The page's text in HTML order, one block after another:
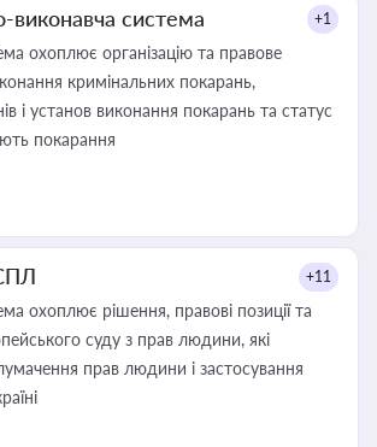
виконавча система +1
охоплює організацію та правове
кримінальних покарань,
і установ виконання покарань та статус
покарання
+11
охоплює рішення, правові позиції та
суду з прав людини, які
прав людини і застосування